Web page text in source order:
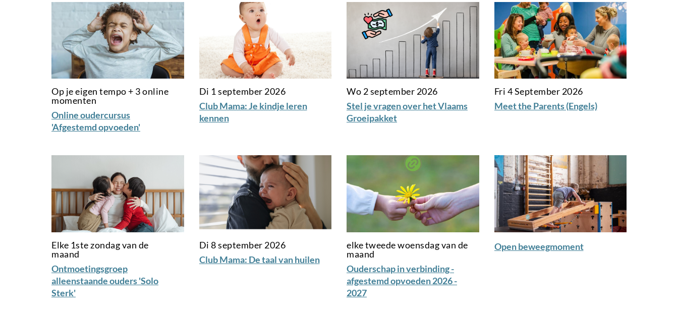
Op je eigen tempo + 3 online
momenten
Online oudercursus
'Afgestemd opvoeden'
Di 1 september 2026
Club Mama: Je kindje leren
kennen
Wo 2 september 2026
Stel je vragen over het Vlaams
Groeipakket
Fri 4 September 2026
Meet the Parents (Engels)
Elke 1ste zondag van de
maand
Ontmoetingsgroep
alleenstaande ouders 'Solo
Sterk'
Di 8 september 2026
Club Mama: De taal van huilen
elke tweede woensdag van de
maand
Ouderschap in verbinding -
afgestemd opvoeden 2026 -
2027
Open beweegmoment